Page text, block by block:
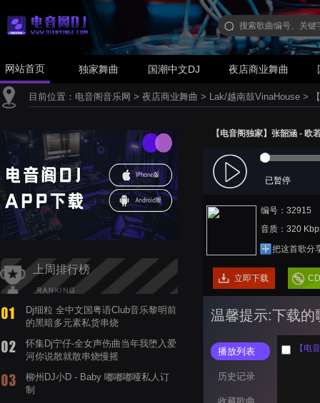
网站首页 独家舞曲 国潮中文DJ 夜店商业舞曲
目前位置： 电音阁音乐网 > 夜店商业舞曲 > Lak/越南鼓VinaHouse >
上周排行榜
Dj细粒 全中文国粤语Club音乐黎明前
的黑暗多元素私货串烧
怀集Dj宁仔-全女声伤曲当年我堕入爱
河你说散就散串烧慢摇
柳州DJ小D - Baby 嘟嘟嘟哑私人订
制
【电音阁独家】张韶涵 -
已暂停
编号：32915
音质：320
把这首歌分
立即下载
温馨提示:下载的
播放列表
历史记录
【电